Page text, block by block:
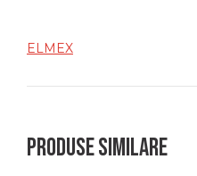
ELMEX
Produse similare